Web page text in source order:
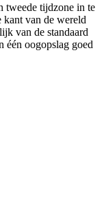
tweede tijdzone in te
kant van de wereld
van de standaard
één oogopslag goed